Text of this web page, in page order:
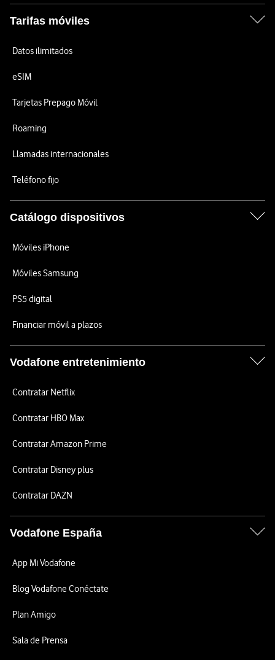
Tarifas móviles
Datos ilimitados
eSIM
Tarjetas Prepago Móvil
Roaming
Llamadas internacionales
Teléfono fijo
Catálogo dispositivos
Móviles iPhone
Móviles Samsung
PS5 digital
Financiar móvil a plazos
Vodafone entretenimiento
Contratar Netflix
Contratar HBO Max
Contratar Amazon Prime
Contratar Disney plus
Contratar DAZN
Vodafone España
App Mi Vodafone
Blog Vodafone Conéctate
Plan Amigo
Sala de Prensa